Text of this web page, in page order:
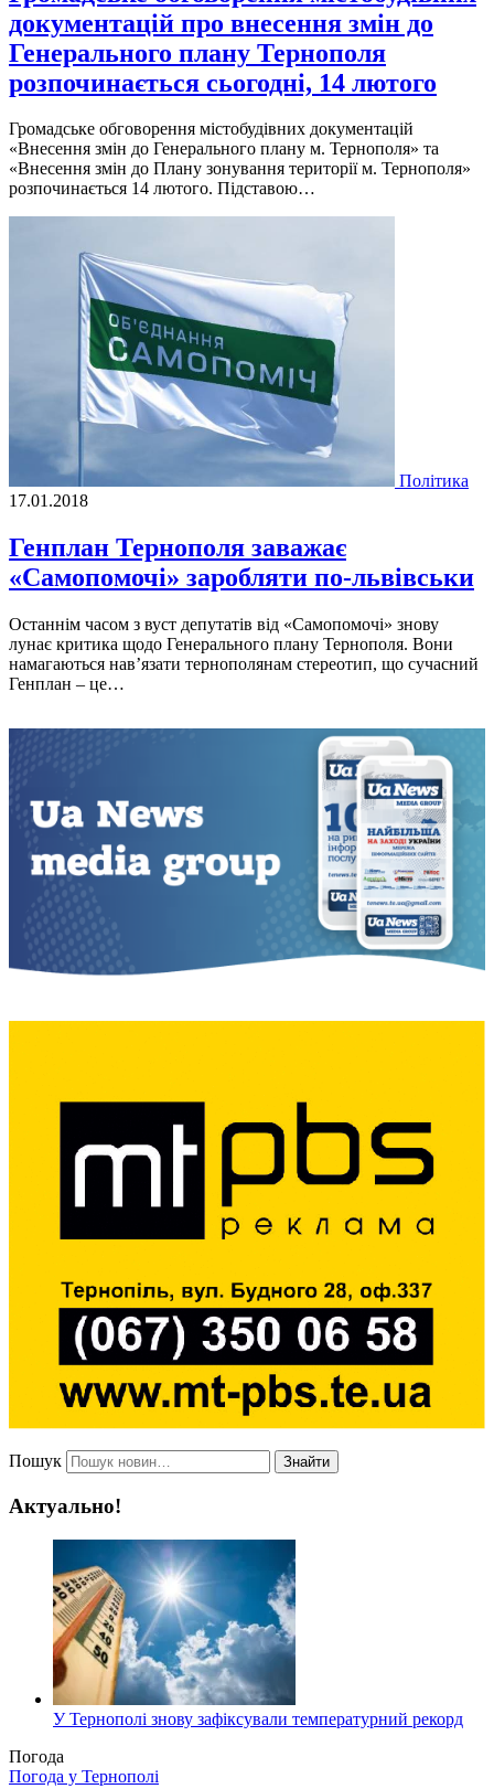
документацій про внесення змін до
Генерального плану Тернополя
розпочинається сьогодні, 14 лютого
Громадське обговорення мiстобудiвних документацiй
«Внесення змiн до Генерального плану м. Тернополя» та
«Внесення змiн до Плану зонування територiї м. Тернополя»
розпочинається 14 лютого. Пiдставою…
Політика
17.01.2018
Генплан Тернополя заважає
«Самопомочі» заробляти по-львівськи
Останнім часом з вуст депутатів від «Самопомочі» знову
лунає критика щодо Генерального плану Тернополя. Вони
намагаються нав’язати тернополянам стереотип, що сучасний
Генплан – це…
Пошук Знайти
Актуально!
У Тернополі знову зафіксували температурний рекорд
Погода
Погода у Тернополі